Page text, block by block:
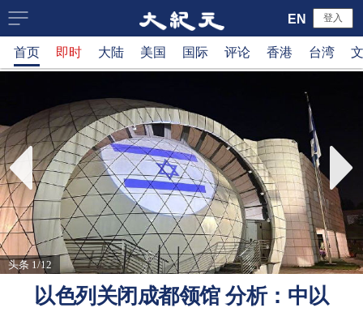
大
纪
元
新
闻
网
登入
EN
首页 即时 大陆 美国 国际 评论 香港 台湾
头条 1/12
以色列关闭成都领馆 分析：中以